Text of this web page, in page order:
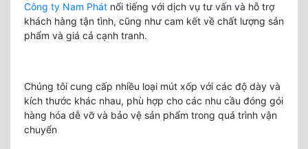
Công ty Nam Phát nổi tiếng với dịch vụ tư vấn và hỗ trợ
khách hàng tận tình, cũng như cam kết về chất lượng sản
phẩm và giá cả cạnh tranh.
Chúng tôi cung cấp nhiều loại mút xốp với các độ dày và
kích thước khác nhau, phù hợp cho các nhu cầu đóng gói
hàng hóa dễ vỡ và bảo vệ sản phẩm trong quá trình vận
chuyển​